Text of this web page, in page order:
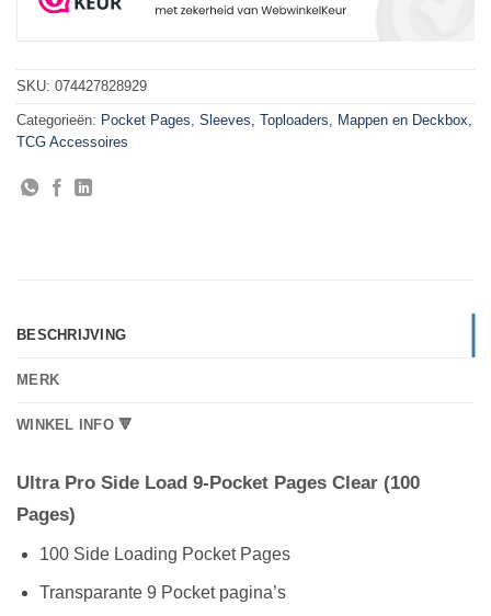
SKU: 074427828929
Categorieën: Pocket Pages, Sleeves, Toploaders, Mappen en Deckbox,
TCG Accessoires
BESCHRIJVING
MERK
WINKEL INFO 🔻
Ultra Pro Side Load 9-Pocket Pages Clear (100
Pages)
100 Side Loading Pocket Pages
Transparante 9 Pocket pagina’s